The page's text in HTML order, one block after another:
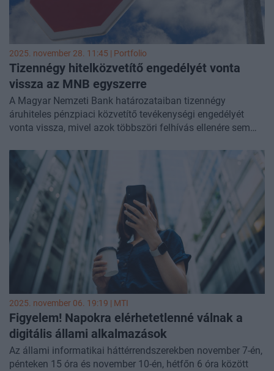
2025. november 28. 11:45 | Portfolio
Tizennégy hitelközvetítő engedélyét vonta
vissza az MNB egyszerre
A Magyar Nemzeti Bank határozataiban tizennégy
áruhiteles pénzpiaci közvetítő tevékenységi engedélyét
vonta vissza, mivel azok többszöri felhívás ellenére sem
adatszolgáltatási kötelezettségeiket - közölte a felügyelet.
2025. november 06. 19:19 | MTI
Figyelem! Napokra elérhetetlenné válnak a
digitális állami alkalmazások
Az állami informatikai háttérrendszerekben november 7-én,
pénteken 15 óra és november 10-én, hétfőn 6 óra között